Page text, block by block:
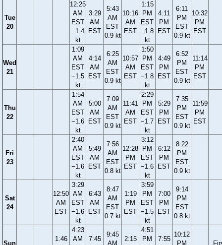
Tue
20
12:25
AM
EST
−1.4
kt
3:29
AM
EST
5:43
AM
EST
0.9 kt
10:16
AM
EST
1:15
PM
EST
−1.8
kt
4:11
PM
EST
6:11
PM
EST
0.9 kt
10:32
PM
EST
Wed
21
1:09
AM
EST
−1.5
kt
4:14
AM
EST
6:25
AM
EST
0.9 kt
10:57
AM
EST
1:50
PM
EST
−1.8
kt
4:49
PM
EST
6:52
PM
EST
0.9 kt
11:14
PM
EST
Thu
22
1:54
AM
EST
−1.6
kt
5:00
AM
EST
7:09
AM
EST
0.9 kt
11:41
AM
EST
2:29
PM
EST
−1.7
kt
5:29
PM
EST
7:35
PM
EST
0.9 kt
11:59
PM
EST
Fri
23
2:40
AM
EST
−1.6
kt
5:49
AM
EST
7:56
AM
EST
0.8 kt
12:28
PM
EST
3:12
PM
EST
−1.6
kt
6:12
PM
EST
8:22
PM
EST
0.9 kt
Sat
24
12:50
AM
EST
3:29
AM
EST
−1.6
kt
6:43
AM
EST
8:47
AM
EST
0.7 kt
1:19
PM
EST
3:59
PM
EST
−1.5
kt
7:00
PM
EST
9:14
PM
EST
0.8 kt
Sun
1:46
4:23
AM
7:45
9:45
AM
2:15
4:51
PM
7:55
10:12
PM